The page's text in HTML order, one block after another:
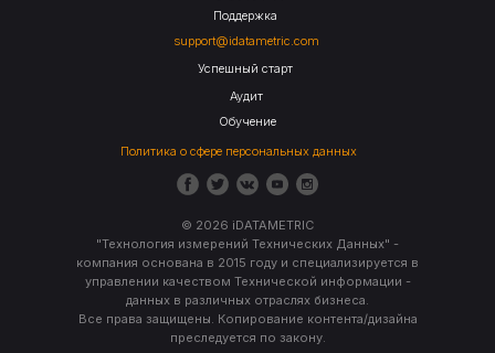
© 2026 iDATAMETRIC
"Технология измерений Технических Данных" -
компания основана в 2015 году и специализируется в
управлении качеством Технической информации -
данных в различных отраслях бизнеса.
Все права защищены. Копирование контента/дизайна
преследуется по закону.
Поддержка
Успешный старт
Аудит
Обучение
support@idatametric.com
Политика о сфере персональных данных